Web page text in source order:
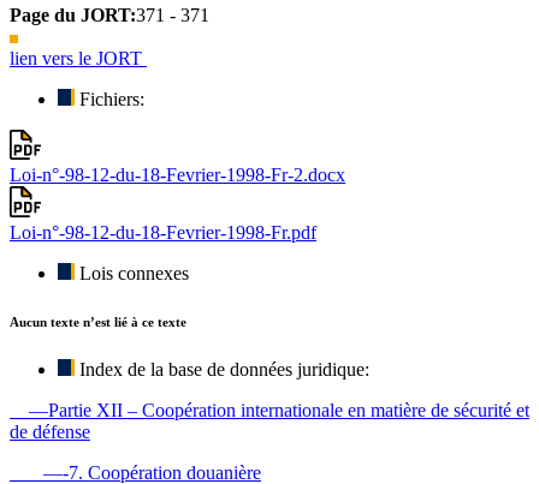
Page du JORT:371 - 371
lien vers le JORT
Fichiers:
Loi-n°-98-12-du-18-Fevrier-1998-Fr-2.docx
Loi-n°-98-12-du-18-Fevrier-1998-Fr.pdf
Lois connexes
Aucun texte n’est lié à ce texte
Index de la base de données juridique:
—Partie XII – Coopération internationale en matière de sécurité et
de défense
—-7. Coopération douanière